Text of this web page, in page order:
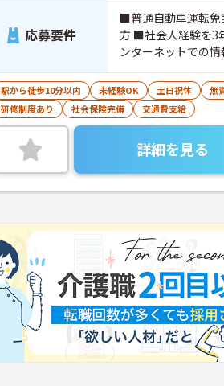
応募要件
■普通自動車運転
方 ■社会人経験を3
ンターネットでの
チームワークを大
きる方
駅から徒歩10分以内 未経験OK 土日祝休 無
研修制度あり
社会保険完備 交通費支給
詳細を見る